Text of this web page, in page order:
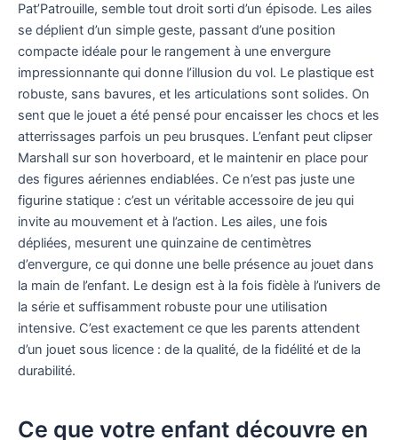
Pat’Patrouille, semble tout droit sorti d’un épisode. Les ailes
se déplient d’un simple geste, passant d’une position
compacte idéale pour le rangement à une envergure
impressionnante qui donne l’illusion du vol. Le plastique est
robuste, sans bavures, et les articulations sont solides. On
sent que le jouet a été pensé pour encaisser les chocs et les
atterrissages parfois un peu brusques. L’enfant peut clipser
Marshall sur son hoverboard, et le maintenir en place pour
des figures aériennes endiablées. Ce n’est pas juste une
figurine statique : c’est un véritable accessoire de jeu qui
invite au mouvement et à l’action. Les ailes, une fois
dépliées, mesurent une quinzaine de centimètres
d’envergure, ce qui donne une belle présence au jouet dans
la main de l’enfant. Le design est à la fois fidèle à l’univers de
la série et suffisamment robuste pour une utilisation
intensive. C’est exactement ce que les parents attendent
d’un jouet sous licence : de la qualité, de la fidélité et de la
durabilité.
Ce que votre enfant découvre en